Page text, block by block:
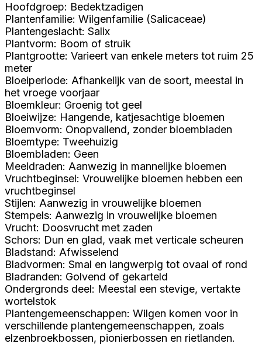
Hoofdgroep: Bedektzadigen
Plantenfamilie: Wilgenfamilie (Salicaceae)
Plantengeslacht: Salix
Plantvorm: Boom of struik
Plantgrootte: Varieert van enkele meters tot ruim 25
meter
Bloeiperiode: Afhankelijk van de soort, meestal in
het vroege voorjaar
Bloemkleur: Groenig tot geel
Bloeiwijze: Hangende, katjesachtige bloemen
Bloemvorm: Onopvallend, zonder bloembladen
Bloemtype: Tweehuizig
Bloembladen: Geen
Meeldraden: Aanwezig in mannelijke bloemen
Vruchtbeginsel: Vrouwelijke bloemen hebben een
vruchtbeginsel
Stijlen: Aanwezig in vrouwelijke bloemen
Stempels: Aanwezig in vrouwelijke bloemen
Vrucht: Doosvrucht met zaden
Schors: Dun en glad, vaak met verticale scheuren
Bladstand: Afwisselend
Bladvormen: Smal en langwerpig tot ovaal of rond
Bladranden: Golvend of gekarteld
Ondergronds deel: Meestal een stevige, vertakte
wortelstok
Plantengemeenschappen: Wilgen komen voor in
verschillende plantengemeenschappen, zoals
elzenbroekbossen, pionierbossen en rietlanden.